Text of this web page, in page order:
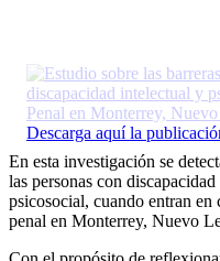
Descarga aquí la
En esta investigación se
las personas con
psicosocial, cuando entran en
penal en Monterrey, Nuevo